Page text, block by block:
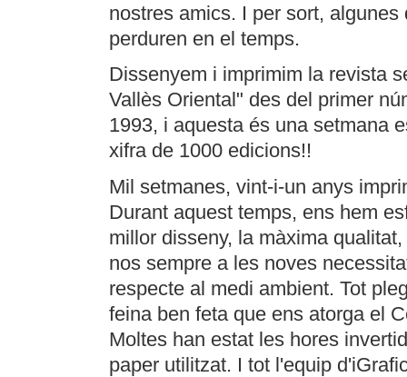
nostres amics. I per sort,
perduren en el temps.
Dissenyem i imprimim la revista
Vallès Oriental" des del primer
1993, i aquesta és una setmana
xifra de 1000 edicions!!
Mil setmanes, vint-i-un anys
Durant aquest temps, ens hem
millor disseny, la màxima
nos sempre a les noves
respecte al medi ambient. Tot
feina ben feta que ens atorga el
Moltes han estat les hores
paper utilitzat. I tot l'equip